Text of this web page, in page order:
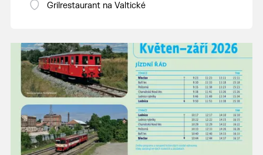
Grilrestaurant na Valtické